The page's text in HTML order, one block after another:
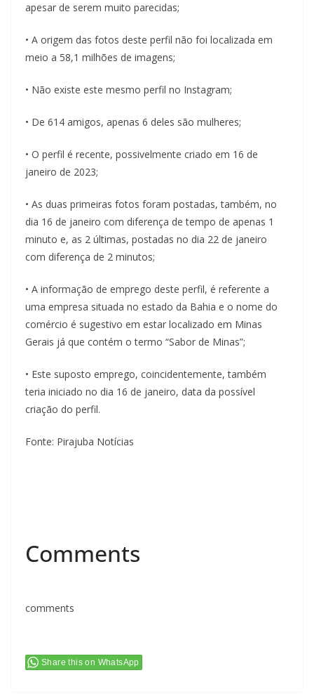
apesar de serem muito parecidas;
• A origem das fotos deste perfil não foi localizada em
meio a 58,1 milhões de imagens;
• Não existe este mesmo perfil no Instagram;
• De 614 amigos, apenas 6 deles são mulheres;
• O perfil é recente, possivelmente criado em 16 de
janeiro de 2023;
• As duas primeiras fotos foram postadas, também, no
dia 16 de janeiro com diferença de tempo de apenas 1
minuto e, as 2 últimas, postadas no dia 22 de janeiro
com diferença de 2 minutos;
• A informação de emprego deste perfil, é referente a
uma empresa situada no estado da Bahia e o nome do
comércio é sugestivo em estar localizado em Minas
Gerais já que contém o termo “Sabor de Minas”;
• Este suposto emprego, coincidentemente, também
teria iniciado no dia 16 de janeiro, data da possível
criação do perfil.
Fonte: Pirajuba Notícias
Comments
comments
Share this on WhatsApp